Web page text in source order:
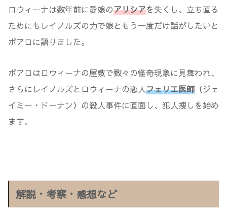
ロウィーナは数年前に愛娘のアリシアを失くし、立ち直る
ためにもレイノルズの力で娘ともう一度だけ話がしたいと
ポアロに語りました。
ポアロはロウィーナの屋敷で数々の怪奇現象に見舞われ、
さらにレイノルズとロウィーナの恋人フェリエ医師（ジェ
イミー・ドーナン）の殺人事件に直面し、犯人捜しを始め
ます。
解説・考察・感想など